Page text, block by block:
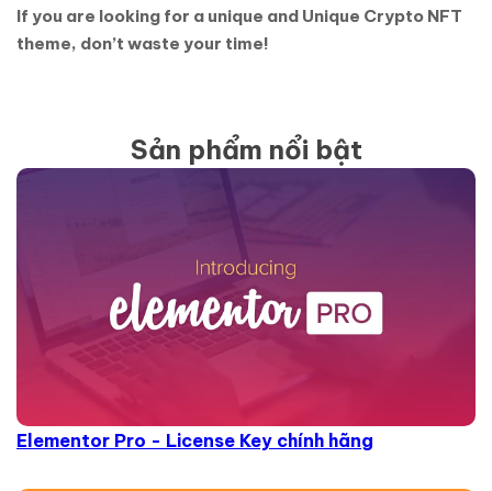
If you are looking for a unique and Unique Crypto NFT
theme, don’t waste your time!
Sản phẩm nổi bật
Elementor Pro - License Key chính hãng